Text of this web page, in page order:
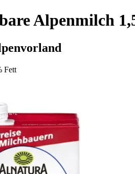
Alpenmilch
Fett